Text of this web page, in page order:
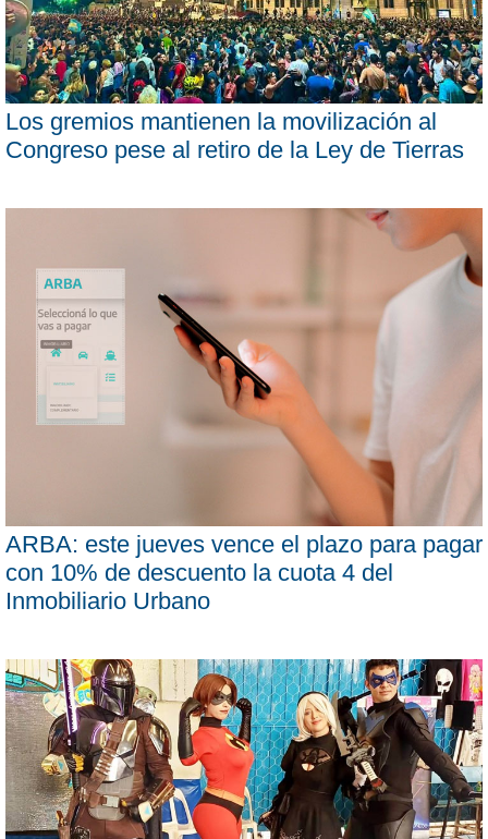
Los gremios mantienen la movilización al
Congreso pese al retiro de la Ley de Tierras
ARBA: este jueves vence el plazo para pagar
con 10% de descuento la cuota 4 del
Inmobiliario Urbano